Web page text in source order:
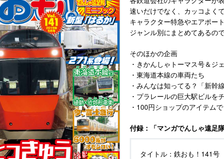
速いだけでなく、カッコよく
キャラクター特急やエアポート
ジャンル別にまとめてあるの
そのほかの企画
・きかんしゃトーマス号＆ジ
・東海道本線の車両たち
・みんなは知ってる？「新幹
・プラレールの巨大駅ビルを
・100円ショップのアイテム
付録：「マンガでんしゃ遠足
タイトル： 鉄おも！141